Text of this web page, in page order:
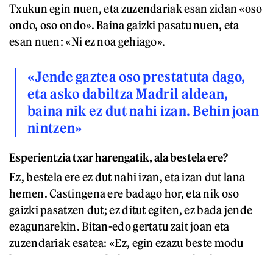
Txukun egin nuen, eta zuzendariak esan zidan «oso
ondo, oso ondo». Baina gaizki pasatu nuen, eta
esan nuen: «Ni ez noa gehiago».
«Jende gaztea oso prestatuta dago,
eta asko dabiltza Madril aldean,
baina nik ez dut nahi izan. Behin joan
nintzen»
Esperientzia txar harengatik, ala bestela ere?
Ez, bestela ere ez dut nahi izan, eta izan dut lana
hemen. Castingena ere badago hor, eta nik oso
gaizki pasatzen dut; ez ditut egiten, ez bada jende
ezagunarekin. Bitan-edo gertatu zait joan eta
zuzendariak esatea: «Ez, egin ezazu beste modu